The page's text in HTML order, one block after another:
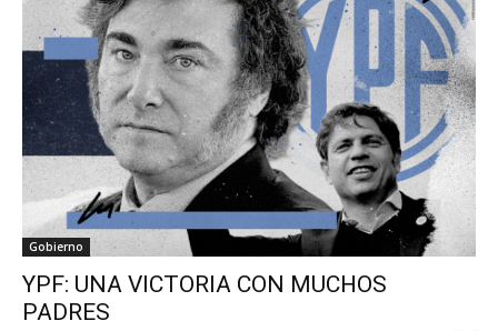
Gobierno
YPF: UNA VICTORIA CON MUCHOS
PADRES